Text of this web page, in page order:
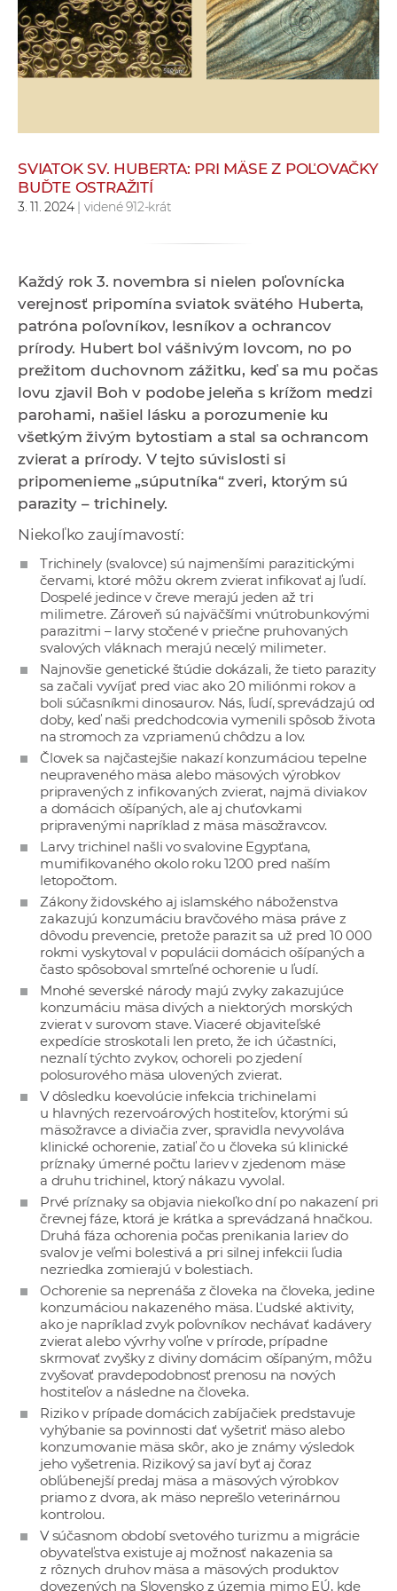
e
v
p
r
v
a
c
h
a
p
r
c
v
o
c
h
S
V
SVIATOK SV. HUBERTA: PRI MÄSE Z POĽOVAČKY
BUĎTE OSTRAŽITÍ
3. 11. 2024| videné 912-krát
Každý rok 3. novembra si nielen poľovnícka
verejnosť pripomína sviatok svätého Huberta,
patróna poľovníkov, lesníkov a ochrancov
prírody. Hubert bol vášnivým lovcom, no po
prežitom duchovnom zážitku, keď sa mu počas
lovu zjavil Boh v podobe jeleňa s krížom medzi
parohami, našiel lásku a porozumenie ku
všetkým živým bytostiam a stal sa ochrancom
zvierat a prírody. V tejto súvislosti si
pripomenieme „súputníka“ zveri, ktorým sú
parazity – trichinely.
Niekoľko zaujímavostí:
Trichinely (svalovce) sú najmenšími parazitickými
červami, ktoré môžu okrem zvierat infikovať aj ľudí.
Dospelé jedince v čreve merajú jeden až tri
milimetre. Zároveň sú najväčšími vnútrobunkovými
parazitmi – larvy stočené v priečne pruhovaných
svalových vláknach merajú necelý milimeter.
Najnovšie genetické štúdie dokázali, že tieto parazity
sa začali vyvíjať pred viac ako 20 miliónmi rokov a
boli súčasníkmi dinosaurov. Nás, ľudí, sprevádzajú od
doby, keď naši predchodcovia vymenili spôsob života
na stromoch za vzpriamenú chôdzu a lov.
Človek sa najčastejšie nakazí konzumáciou tepelne
neupraveného mäsa alebo mäsových výrobkov
pripravených z infikovaných zvierat, najmä diviakov
a domácich ošípaných, ale aj chuťovkami
pripravenými napríklad z mäsa mäsožravcov.
Larvy trichinel našli vo svalovine Egypťana,
mumifikovaného okolo roku 1200 pred naším
letopočtom.
Zákony židovského aj islamského náboženstva
zakazujú konzumáciu bravčového mäsa práve z
dôvodu prevencie, pretože parazit sa už pred 10 000
rokmi vyskytoval v populácii domácich ošípaných a
často spôsoboval smrteľné ochorenie u ľudí.
Mnohé severské národy majú zvyky zakazujúce
konzumáciu mäsa divých a niektorých morských
zvierat v surovom stave. Viaceré objaviteľské
expedície stroskotali len preto, že ich účastníci,
neznalí týchto zvykov, ochoreli po zjedení
polosurového mäsa ulovených zvierat.
V dôsledku koevolúcie infekcia trichinelami
u hlavných rezervoárových hostiteľov, ktorými sú
mäsožravce a diviačia zver, spravidla nevyvoláva
klinické ochorenie, zatiaľ čo u človeka sú klinické
príznaky úmerné počtu lariev v zjedenom mäse
a druhu trichinel, ktorý nákazu vyvolal.
Prvé príznaky sa objavia niekoľko dní po nakazení pri
črevnej fáze, ktorá je krátka a sprevádzaná hnačkou.
Druhá fáza ochorenia počas prenikania lariev do
svalov je veľmi bolestivá a pri silnej infekcii ľudia
nezriedka zomierajú v bolestiach.
Ochorenie sa neprenáša z človeka na človeka, jedine
konzumáciou nakazeného mäsa. Ľudské aktivity,
ako je napríklad zvyk poľovníkov nechávať kadávery
zvierat alebo vývrhy voľne v prírode, prípadne
skrmovať zvyšky z diviny domácim ošípaným, môžu
zvyšovať pravdepodobnosť prenosu na nových
hostiteľov a následne na človeka.
Riziko v prípade domácich zabíjačiek predstavuje
vyhýbanie sa povinnosti dať vyšetriť mäso alebo
konzumovanie mäsa skôr, ako je známy výsledok
jeho vyšetrenia. Rizikový sa javí byť aj čoraz
obľúbenejší predaj mäsa a mäsových výrobkov
priamo z dvora, ak mäso neprešlo veterinárnou
kontrolou.
V súčasnom období svetového turizmu a migrácie
obyvateľstva existuje aj možnosť nakazenia sa
z rôznych druhov mäsa a mäsových produktov
dovezených na Slovensko z územia mimo EÚ, kde